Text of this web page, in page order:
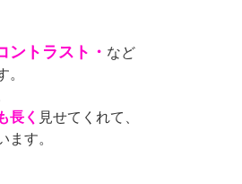
ントラスト・ など
長く 見せてくれて、
ます。